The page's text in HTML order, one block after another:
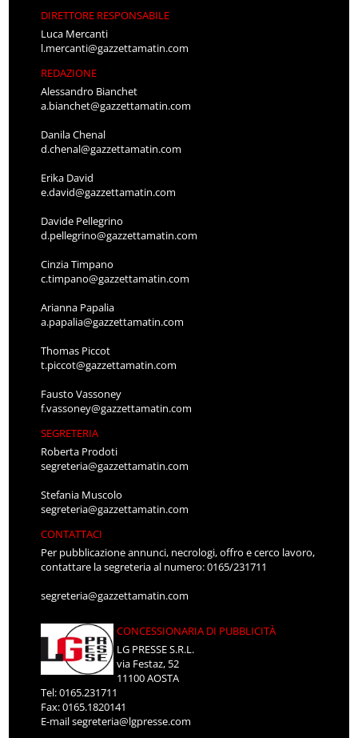
DIRETTORE RESPONSABILE
Luca Mercanti
l.mercanti@gazzettamatin.com
REDAZIONE
Alessandro Bianchet
a.bianchet@gazzettamatin.com
Danila Chenal
d.chenal@gazzettamatin.com
Erika David
e.david@gazzettamatin.com
Davide Pellegrino
d.pellegrino@gazzettamatin.com
Cinzia Timpano
c.timpano@gazzettamatin.com
Arianna Papalia
a.papalia@gazzettamatin.com
Thomas Piccot
t.piccot@gazzettamatin.com
Fausto Vassoney
f.vassoney@gazzettamatin.com
SEGRETERIA
Roberta Prodoti
segreteria@gazzettamatin.com
Stefania Muscolo
segreteria@gazzettamatin.com
CONTATTACI
Per pubblicazione annunci, necrologi, offro e cerco lavoro,
contattare la segreteria al numero: 0165/231711
segreteria@gazzettamatin.com
CONCESSIONARIA DI PUBBLICITÀ
LG PRESSE S.R.L.
via Festaz, 52
11100 AOSTA
Tel: 0165.231711
Fax: 0165.1820141
E-mailsegreteria@lgpresse.com